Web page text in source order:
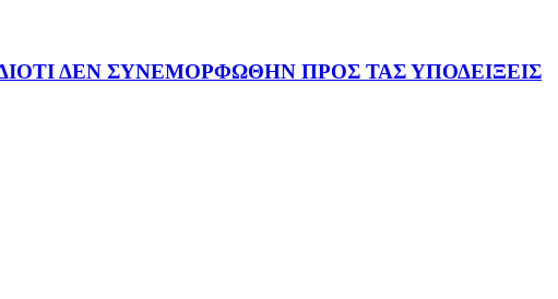
ΔΙΟΤΙ ΔΕΝ ΣΥΝΕΜΟΡΦΩΘΗΝ ΠΡΟΣ ΤΑΣ ΥΠΟΔΕΙΞΕΙΣ